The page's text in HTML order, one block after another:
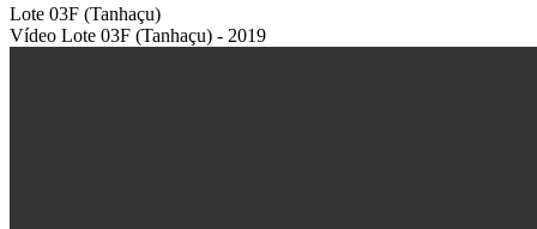
Lote 03F (Tanhaçu)
Vídeo Lote 03F (Tanhaçu) - 2019